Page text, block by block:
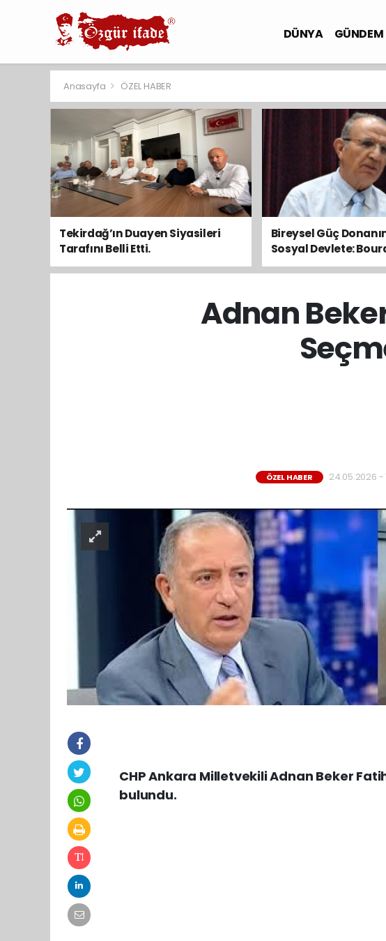
DÜNYA GÜNDEM
Anasayfa ÖZEL HABER
Tekirdağ’ın Duayen Siyasileri
Tarafını Belli Etti.
Bireysel Güç
Sosyal Devlete:
Toplumsal Dengeyi
Adnan
ÖZEL HABER 24.05.2026 -
CHP Ankara Milletvekili Adnan Beker
bulundu.